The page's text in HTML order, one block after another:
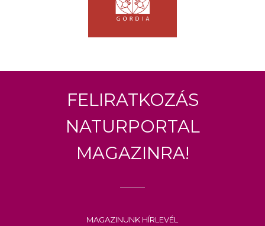
Feliratkozás
Naturportal
Magazinra!
Magazinunk hírlevél